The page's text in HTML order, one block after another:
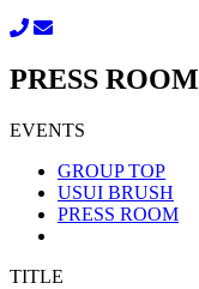
PRESS ROOM
EVENTS
GROUP TOP
USUI BRUSH
PRESS ROOM
TITLE